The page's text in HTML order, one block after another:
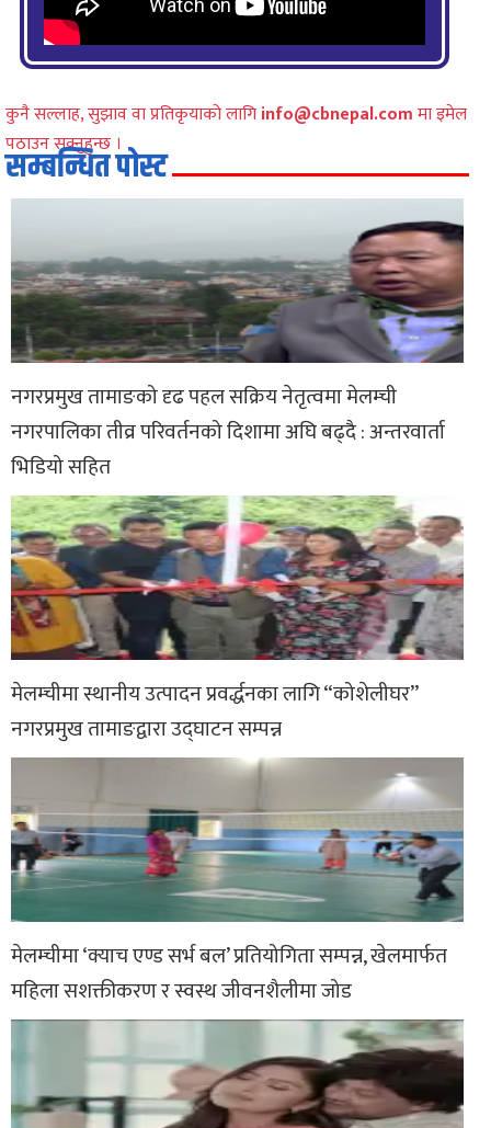
कुनै सल्लाह, सुझाव वा प्रतिकृयाको लागिinfo@cbnepal.comमा इमेल
पठाउन सक्नुहुन्छ ।
सम्बन्धित पोस्ट
नगरप्रमुख तामाङको दृढ पहल सक्रिय नेतृत्वमा मेलम्ची
नगरपालिका तीव्र परिवर्तनको दिशामा अघि बढ्दै : अन्तरवार्ता
भिडियो सहित
मेलम्चीमा स्थानीय उत्पादन प्रवर्द्धनका लागि “कोशेलीघर”
नगरप्रमुख तामाङद्वारा उद्घाटन सम्पन्न
मेलम्चीमा ‘क्याच एण्ड सर्भ बल’ प्रतियोगिता सम्पन्न, खेलमार्फत
महिला सशक्तीकरण र स्वस्थ जीवनशैलीमा जोड